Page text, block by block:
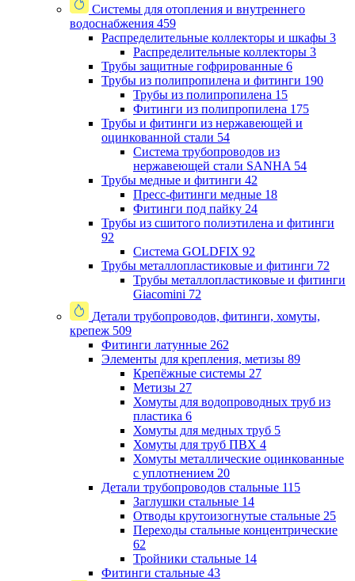
Системы для отопления и внутреннего
водоснабжения 459
Распределительные коллекторы и шкафы 3
Распределительные коллекторы 3
Трубы защитные гофрированные 6
Трубы из полипропилена и фитинги 190
Трубы из полипропилена 15
Фитинги из полипропилена 175
Трубы и фитинги из нержавеющей и
оцинкованной стали 54
Система трубопроводов из
нержавеющей стали SANHA 54
Трубы медные и фитинги 42
Пресс-фитинги медные 18
Фитинги под пайку 24
Трубы из сшитого полиэтилена и фитинги
92
Система GOLDFIX 92
Трубы металлопластиковые и фитинги 72
Трубы металлопластиковые и фитинги
Giacomini 72
Детали трубопроводов, фитинги, хомуты,
крепеж 509
Фитинги латунные 262
Элементы для крепления, метизы 89
Крепёжные системы 27
Метизы 27
Хомуты для водопроводных труб из
пластика 6
Хомуты для медных труб 5
Хомуты для труб ПВХ 4
Хомуты металлические оцинкованные
с уплотнением 20
Детали трубопроводов стальные 115
Заглушки стальные 14
Отводы крутоизогнутые стальные 25
Переходы стальные концентрические
62
Тройники стальные 14
Фитинги стальные 43